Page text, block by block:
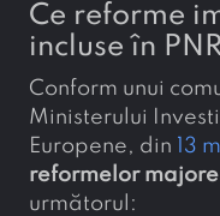
Ce reforme
incluse în
Conform unui
Ministerului
Europene, din
13
reformelor majore
următorul: